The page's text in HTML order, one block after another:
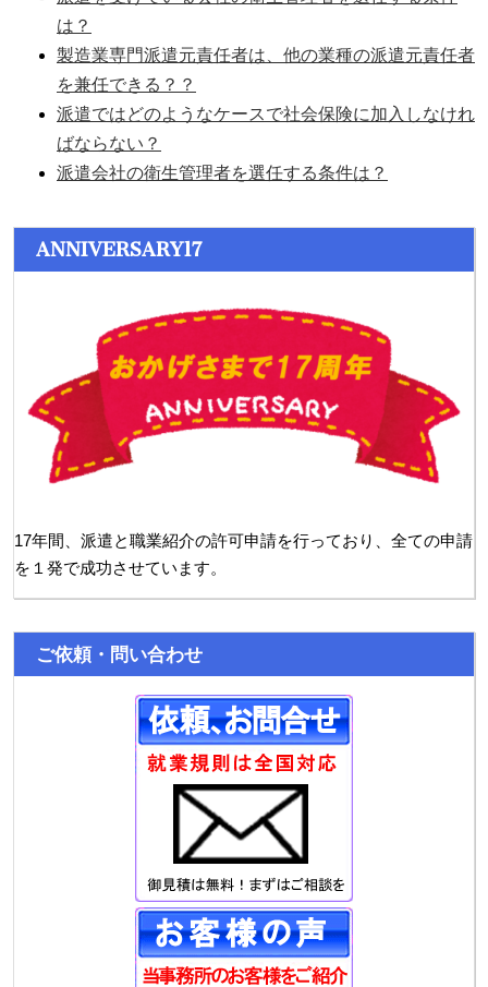
は？
製造業専門派遣元責任者は、他の業種の派遣元責任者
を兼任できる？？
派遣ではどのようなケースで社会保険に加入しなけれ
ばならない？
派遣会社の衛生管理者を選任する条件は？
ANNIVERSARY17
17年間、派遣と職業紹介の許可申請を行っており、全ての申請
を１発で成功させています。
ご依頼・問い合わせ